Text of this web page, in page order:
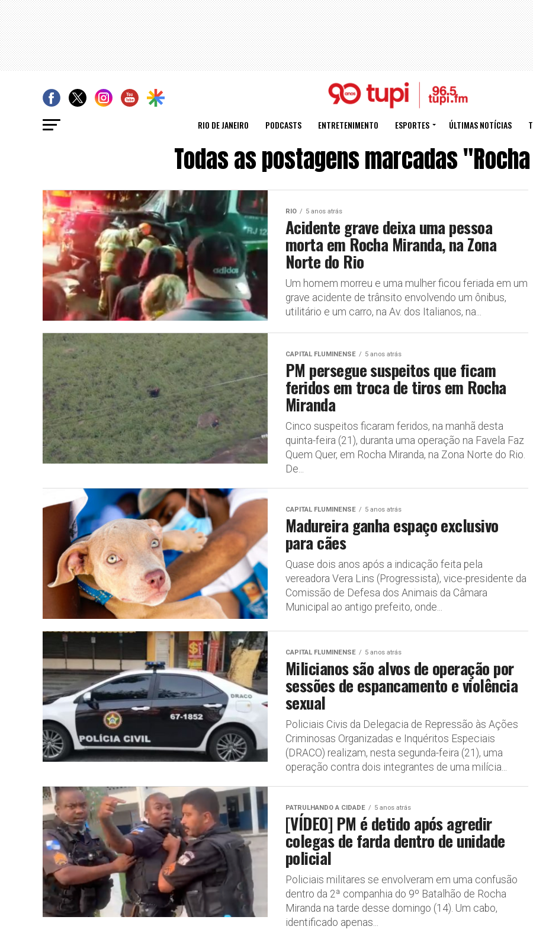
RIO DE JANEIRO PODCASTS ENTRETENIMENTO ESPORTES ÚLTIMAS NOTÍCIAS
Todas as postagens marcadas
RIO 5 anos atrás
Acidente grave deixa uma pessoa
morta em Rocha Miranda, na Zona
Norte do Rio
Um homem morreu e uma mulher ficou feriada em um
grave acidente de trânsito envolvendo um ônibus,
utilitário e um carro, na Av. dos Italianos, na...
CAPITAL FLUMINENSE 5 anos atrás
PM persegue suspeitos que ficam
feridos em troca de tiros em Rocha
Miranda
Cinco suspeitos ficaram feridos, na manhã desta
quinta-feira (21), duranta uma operação na Favela Faz
Quem Quer, em Rocha Miranda, na Zona Norte do Rio.
De...
CAPITAL FLUMINENSE 5 anos atrás
Madureira ganha espaço exclusivo
para cães
Quase dois anos após a indicação feita pela
vereadora Vera Lins (Progressista), vice-presidente da
Comissão de Defesa dos Animais da Câmara
Municipal ao antigo prefeito, onde...
CAPITAL FLUMINENSE 5 anos atrás
Milicianos são alvos de operação por
sessões de espancamento e violência
sexual
Policiais Civis da Delegacia de Repressão às Ações
Criminosas Organizadas e Inquéritos Especiais
(DRACO) realizam, nesta segunda-feira (21), uma
operação contra dois integrantes de uma milícia...
PATRULHANDO A CIDADE 5 anos atrás
[VÍDEO] PM é detido após agredir
colegas de farda dentro de unidade
policial
Policiais militares se envolveram em uma confusão
dentro da 2ª companhia do 9º Batalhão de Rocha
Miranda na tarde desse domingo (14). Um cabo,
identificado apenas...